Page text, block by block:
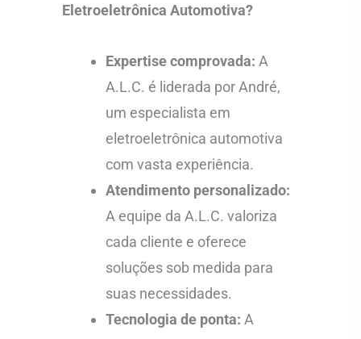
Eletroeletrônica Automotiva?
Expertise comprovada: A
A.L.C. é liderada por André,
um especialista em
eletroeletrônica automotiva
com vasta experiência.
Atendimento personalizado:
A equipe da A.L.C. valoriza
cada cliente e oferece
soluções sob medida para
suas necessidades.
Tecnologia de ponta: A